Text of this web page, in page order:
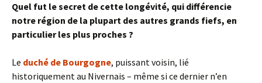
Quel fut le secret de cette longévité, qui différencie
notre région de la plupart des autres grands fiefs, en
particulier les plus proches ?
Le duché de Bourgogne, puissant voisin, lié
historiquement au Nivernais – même si ce dernier n’en